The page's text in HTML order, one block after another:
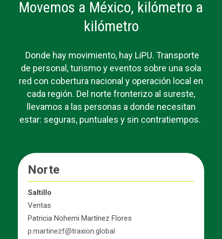
Movemos a México, kilómetro a
kilómetro
Donde hay movimiento, hay LiPU. Transporte
de personal, turismo y eventos sobre una sola
red con cobertura nacional y operación local en
cada región. Del norte fronterizo al sureste,
llevamos a las personas a donde necesitan
estar: seguras, puntuales y sin contratiempos.
Bajío
Aguascalientes
Ventas
Alicia García Torres​
alicia.garcia@lidcorp.mx​